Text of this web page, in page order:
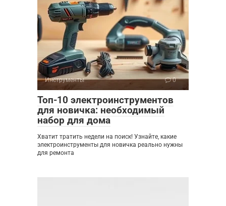
Инструменты 0
Топ-10 электроинструментов
для новичка: необходимый
набор для дома
Хватит тратить недели на поиск! Узнайте, какие
электроинструменты для новичка реально нужны
для ремонта